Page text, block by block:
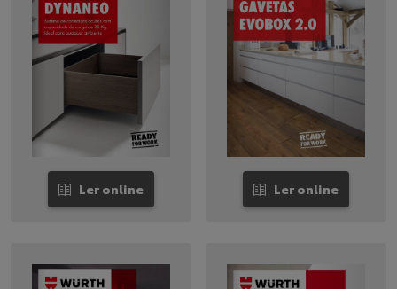
Ler online Ler online